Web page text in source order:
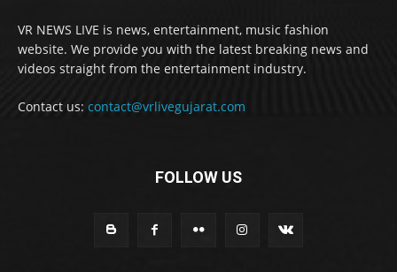
VR NEWS LIVE is news, entertainment, music fashion
website. We provide you with the latest breaking news and
videos straight from the entertainment industry.
Contact us: contact@vrlivegujarat.com
FOLLOW US